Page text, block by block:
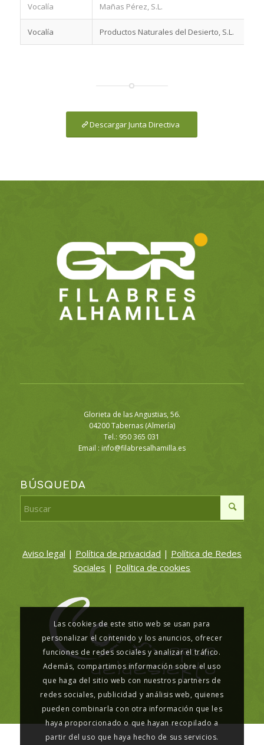
Vocalía Mañas Pérez, S.L.
Vocalía Productos Naturales del Desierto, S.L.
Descargar Junta Directiva
Glorieta de las Angustias, 56.
04200 Tabernas (Almería)
Tel.: 950 365 031
Email : info@filabresalhamilla.es
BÚSQUEDA
Aviso legal | Política de privacidad | Política de Redes
Sociales | Política de cookies
Las cookies de este sitio web se usan para
personalizar el contenido y los anuncios, ofrecer
funciones de redes sociales y analizar el tráfico.
Además, compartimos información sobre el uso
que haga del sitio web con nuestros partners de
redes sociales, publicidad y análisis web, quienes
pueden combinarla con otra información que les
haya proporcionado o que hayan recopilado a
partir del uso que haya hecho de sus servicios.